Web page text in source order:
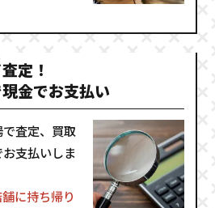
定！
金でお支払い
査定、買取
支払いしま
に持ち帰り